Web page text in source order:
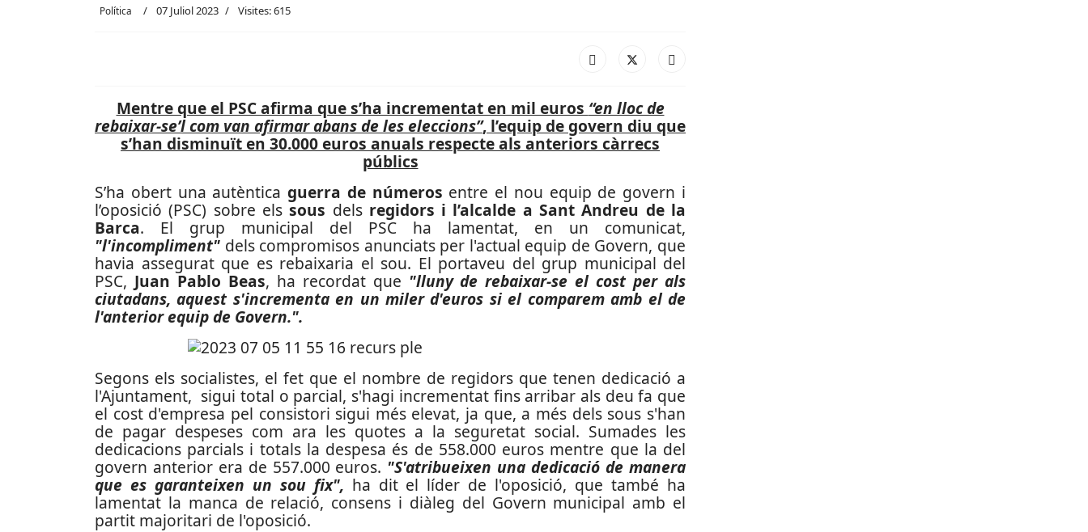
Política 07 Juliol 2023 Visites: 615
Mentre que el PSC afirma que s’ha incrementat en mil euros “en lloc de
rebaixar-se’l com van afirmar abans de les eleccions”, l’equip de govern diu que
s’han disminuït en 30.000 euros anuals respecte als anteriors càrrecs
públics
S’ha obert una autènticaguerra de números entre el nou equip de govern i
l’oposició (PSC) sobre elssous dels regidors i l’alcalde a Sant Andreu de la
Barca. El grup municipal del PSC ha lamentat, en un comunicat,
"l'incompliment" dels compromisos anunciats per l'actual equip de Govern, que
havia assegurat que es rebaixaria el sou. El portaveu del grup municipal del
PSC, Juan Pablo Beas, ha recordat que "lluny de rebaixar-se el cost per als
ciutadans, aquest s'incrementa en un miler d'euros si el comparem amb el de
l'anterior equip de Govern.".
Segons els socialistes, el fet que el nombre de regidors que tenen dedicació a
l'Ajuntament, sigui total o parcial, s'hagi incrementat fins arribar als deu fa que
el cost d'empresa pel consistori sigui més elevat, ja que, a més dels sous s'han
de pagar despeses com ara les quotes a la seguretat social. Sumades les
dedicacions parcials i totals la despesa és de 558.000 euros mentre que la del
govern anterior era de 557.000 euros. "S'atribueixen una dedicació de manera
que es garanteixen un sou fix", ha dit el líder de l'oposició, que també ha
lamentat la manca de relació, consens i diàleg del Govern municipal amb el
partit majoritari de l'oposició.